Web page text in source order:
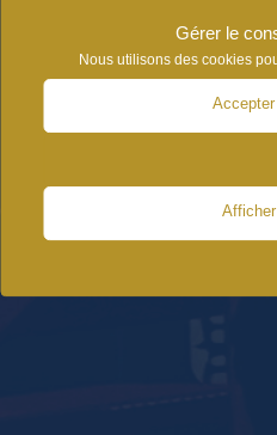
Gérer le
Nous utilisons des cookies
juin 2017